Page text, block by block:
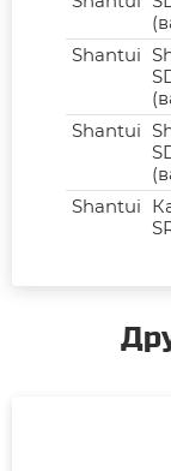
Shantui
Shantui
Shantui